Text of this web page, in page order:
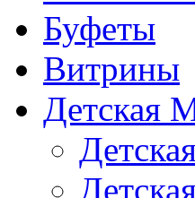
Буфеты
Витрины
Детская